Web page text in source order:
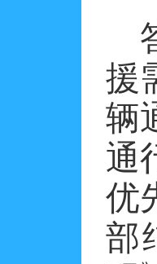
援
辆
通
优
部